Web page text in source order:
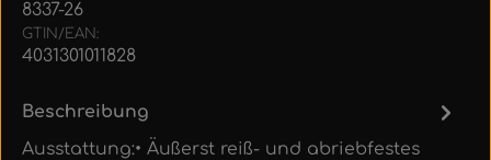
8337-26
GTIN/EAN:
4031301011828
Beschreibung
Ausstattung:• Äußerst reiß- und abriebfestes